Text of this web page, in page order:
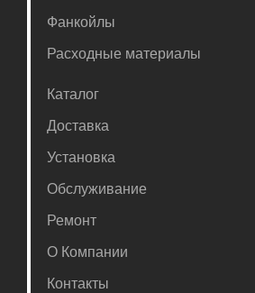
Фанкойлы
Расходные материалы
Каталог
Доставка
Установка
Обслуживание
Ремонт
О Компании
Контакты